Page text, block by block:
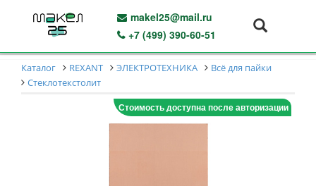
makel25@mail.ru
+7 (499) 390-60-51
Каталог REXANT ЭЛЕКТРОТЕХНИКА
Всё для пайки
Стеклотекстолит
Стоимость доступна после авторизации